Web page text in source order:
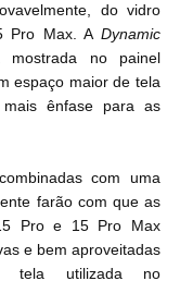
do vidro
Pro Max. A Dynamic
no painel
espaço maior de tela
ênfase para as
com uma
farão com que as
Pro e 15 Pro Max
e bem aproveitadas